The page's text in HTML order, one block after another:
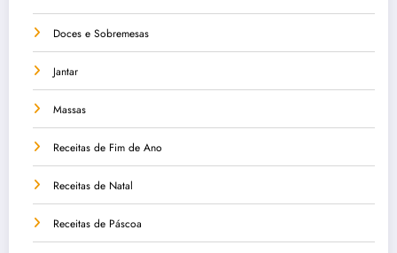
Doces e Sobremesas
Jantar
Massas
Receitas de Fim de Ano
Receitas de Natal
Receitas de Páscoa